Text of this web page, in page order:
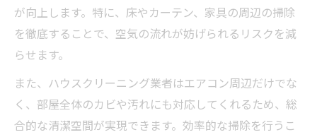
が向上します。特に、床やカーテン、家具の周辺の掃除
を徹底することで、空気の流れが妨げられるリスクを減
らせます。
また、ハウスクリーニング業者はエアコン周辺だけでな
く、部屋全体のカビや汚れにも対応してくれるため、総
合的な清潔空間が実現できます。効率的な掃除を行うこ